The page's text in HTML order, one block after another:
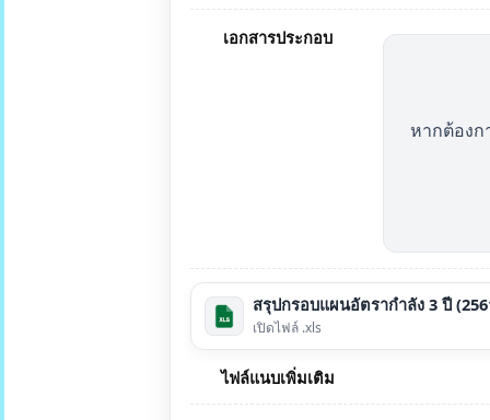
เอกสารประกอบ
หากต้องก
สรุปกรอบแผนอัตรากำลัง 3 ปี
เปิดไฟล์ .xls
ไฟล์แนบเพิ่มเติม